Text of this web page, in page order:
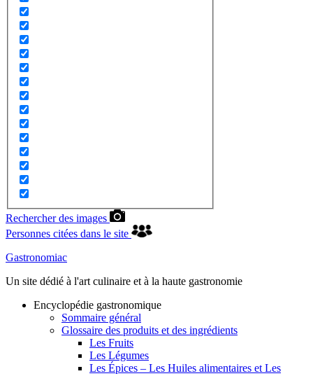
Rechercher des images
Personnes citées dans le site
Gastronomiac
Un site dédié à l'art culinaire et à la haute gastronomie
Encyclopédie gastronomique
Sommaire général
Glossaire des produits et des ingrédients
Les Fruits
Les Légumes
Les Épices – Les Huiles alimentaires et Les